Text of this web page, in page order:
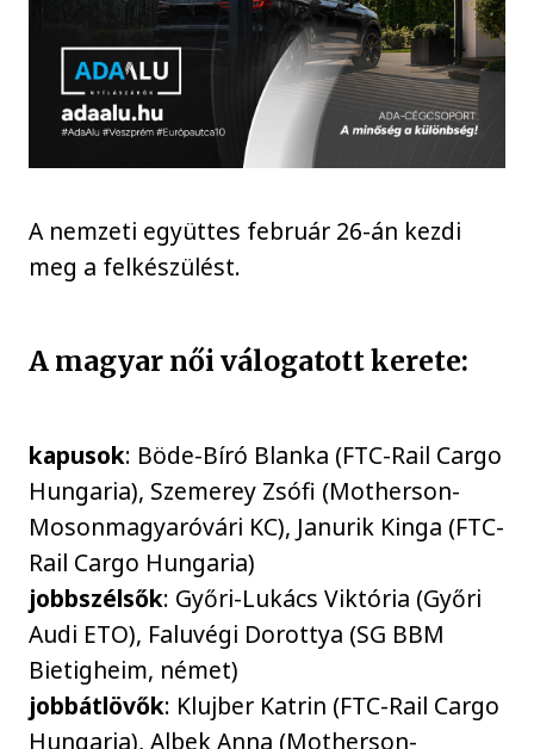
A nemzeti együttes február 26-án kezdi
meg a felkészülést.
A magyar női válogatott kerete:
kapusok: Böde-Bíró Blanka (FTC-Rail Cargo
Hungaria), Szemerey Zsófi (Motherson-
Mosonmagyaróvári KC), Janurik Kinga (FTC-
Rail Cargo Hungaria)
jobbszélsők: Győri-Lukács Viktória (Győri
Audi ETO), Faluvégi Dorottya (SG BBM
Bietigheim, német)
jobbátlövők: Klujber Katrin (FTC-Rail Cargo
Hungaria), Albek Anna (Motherson-